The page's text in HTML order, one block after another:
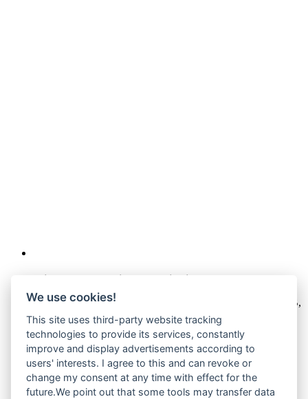
Wir verkaufen online ausschließlich an Unternehmer
Unsere Angebote richten sich nur an Unternehmer,
§14 BGB,
also an natürliche oder juristische Personen oder rechtsfähige
Personengesellschaften, die bei Abschluss eines
Rechtsgeschäfts in Ausübung ihrer gewerblichen oder
selbständigen beruflichen Tätigkeit handeln. Wir schließen
keine Verträge mit Verbrauchern,§ 13 BGB.
Hinweis zu Produktabbildungen
We use cookies!
This site uses third-party website tracking
technologies to provide its services, constantly
improve and display advertisements according to
users' interests. I agree to this and can revoke or
change my consent at any time with effect for the
future.We point out that some tools may transfer data